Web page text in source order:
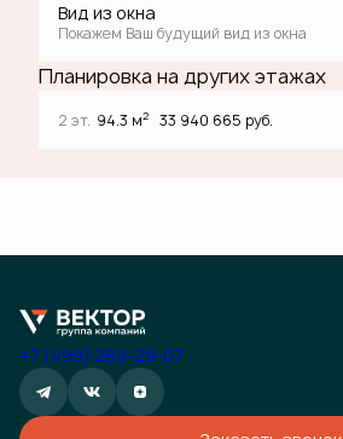
Вид из окна
Покажем Ваш будущий вид из окна
Планировка на других этажах
2 эт. 94.3 м2 33 940 665 руб.
+7 (499) 289-29-07